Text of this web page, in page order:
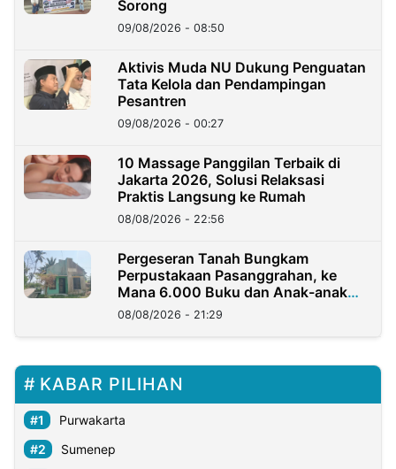
Sorong
09/08/2026 - 08:50
Aktivis Muda NU Dukung Penguatan
Tata Kelola dan Pendampingan
Pesantren
09/08/2026 - 00:27
10 Massage Panggilan Terbaik di
Jakarta 2026, Solusi Relaksasi
Praktis Langsung ke Rumah
08/08/2026 - 22:56
Pergeseran Tanah Bungkam
Perpustakaan Pasanggrahan, ke
Mana 6.000 Buku dan Anak-anak
Kini?
08/08/2026 - 21:29
KABAR PILIHAN
Purwakarta
Sumenep